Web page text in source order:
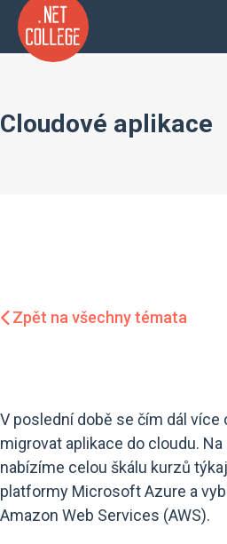
Cloudové aplikace
Zpět na všechny témata
V poslední době se čím dál více
migrovat aplikace do cloudu.
nabízíme celou škálu kurzů
platformy Microsoft Azure a
Amazon Web Services (AWS).